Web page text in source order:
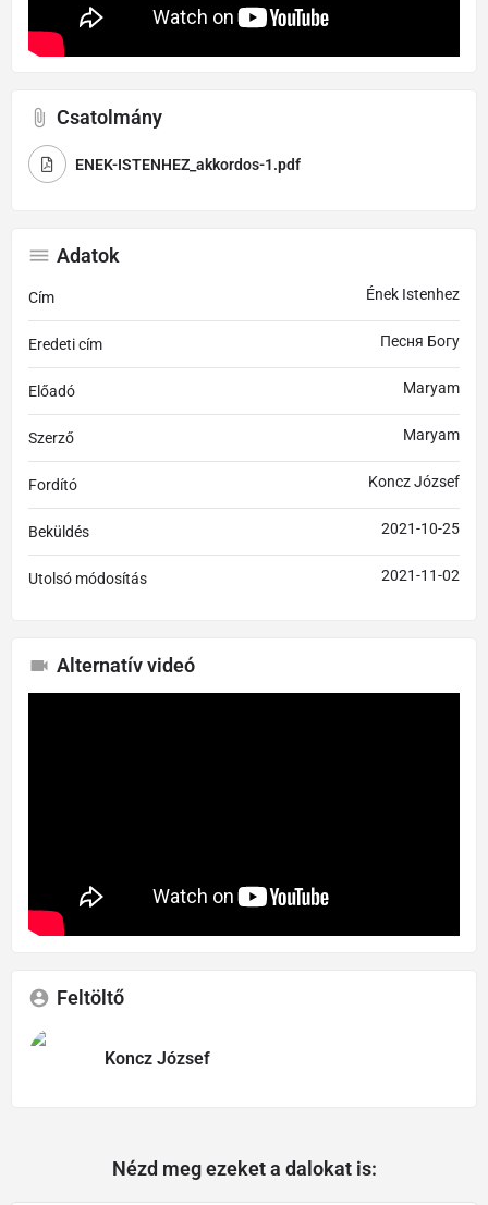
Csatolmány
ENEK-ISTENHEZ_akkordos-1.pdf
Adatok
Cím Ének Istenhez
Eredeti cím Песня Богу
Előadó Maryam
Szerző Maryam
Fordító Koncz József
Beküldés 2021-10-25
Utolsó módosítás 2021-11-02
Alternatív videó
Feltöltő
Koncz József
Nézd meg ezeket a dalokat is: